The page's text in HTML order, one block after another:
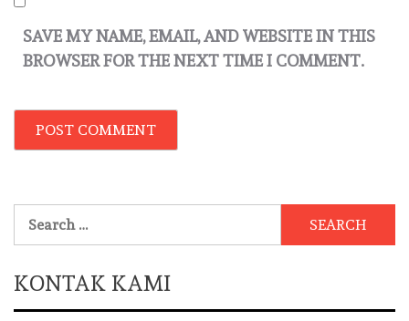
SAVE MY NAME, EMAIL, AND WEBSITE IN THIS
BROWSER FOR THE NEXT TIME I COMMENT.
KONTAK KAMI